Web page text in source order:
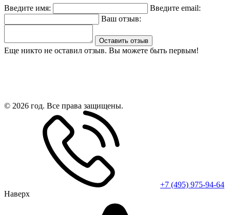
Введите имя:
Введите email:
Ваш отзыв:
Оставить отзыв
Еще никто не оставил отзыв. Вы можете быть первым!
© 2026 год. Все права защищены.
+7 (495) 975-94-64
Наверх